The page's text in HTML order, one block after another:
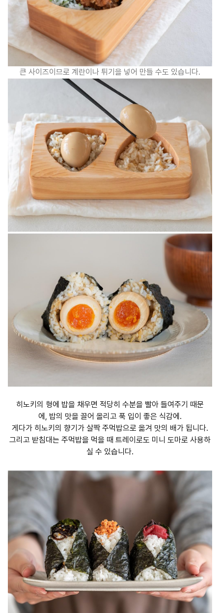
큰 사이즈이므로 계란이나 튀기을 넣어 만들 수도 있습니다.
히노키의 형에 밥을 채우면 적당히 수분을 빨아 들여주기 때문
에, 밥의 맛을 끌어 올리고 푹 입이 좋은 식감에.
게다가 히노키의 향기가 살짝 주먹밥으로 옮겨 맛의 배가 됩니다.
그리고 받침대는 주먹밥을 먹을 때 트레이로도 미니 도마로 사용하
실 수 있습니다.